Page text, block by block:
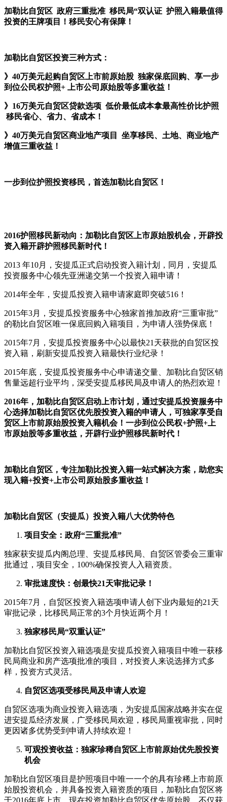
加勒比自贸区 政府三重批准 移民局“双认证 护照入籍最值得
投资的王牌项目！移民安心有保障！
加勒比自贸区投资三种方式：
》 40万美元起购自贸区上市前原始股 独家保底回购、 享一步
到位公民权护照+ 上市公司原始股等多重收益 ！
》16万美元自贸区贷款选项 低价最低成本拿最高性价比护照
移民省心、省力、省成本！
》40万美元自贸区商业地产项目 坐享移民、土地、商业地产
增值三重收益！
一步到位护照投资移民，首选加勒比自贸区！
2016护照移民新动向：加勒比自贸区上市原始股机会，开辟投
资入籍开辟护照移民新时代！
2013 年10月，安提瓜正式启动投资入籍计划，同月，安提瓜
投资服务中心领先亚洲递交第一个投资入籍申请！
2014年全年，安提瓜投资入籍申请家庭即突破516！
2015年3月，安提瓜投资服务中心独家首推加政府“三重审批”
的勒比自贸区唯一保底回购入籍项目，为申请人强势保底！
2015年7月，安提瓜投资服务中心以最快21天获批的自贸区投
资入籍，刷新安提瓜投资入籍最快行业纪录！
2015年底，安提瓜投资服务中心申请递交量、加勒比自贸区销
售量远超行业平均，深受安提瓜移民局及申请人的热烈欢迎！
2016年，加勒比自贸区启动上市计划，通过安提瓜投资服务中
心选择加勒比自贸区优先股投资入籍的申请人，可独家享受自
贸区上市前原始股投资入籍机会！一步到位公民权+护照+上
市原始股等多重收益，开辟行业护照移民新时代！
加勒比自贸区，专注加勒比投资入籍一站式解决方案，助您实
现入籍+投资+上市公司原始股多重收益！
加勒比自贸区（安提瓜）投资入籍八大优势特色
项目安全：政府“三重批准”
独家获安提瓜内阁总理、安提瓜移民局、自贸区管委会三重审
批通过，项目安全，100%确保投资人入籍资质。
审批速度快：创最快21天审批记录！
2015年7月，自贸区投资入籍选项申请人创下业内最短的21天
审批记录，比移民局正常的3个月快近两个月！
独家移民局“双重认证”
加勒比自贸区投资入籍选项是安提瓜投资入籍项目中唯一获移
民局商业和房产选项批准的项目，对投资人来说选择方式多
样，投资方式灵活。
自贸区选项受移民局及申请人欢迎
自贸区选项为商业投资入籍选项，为安提瓜国家战略并实在促
进安提瓜经济发展，广受移民局欢迎，移民局重视审批，同时
更因诸多优势受到申请人持续欢迎！
可观投资收益：独家珍稀自贸区上市前原始优先股投资
机会
加勒比自贸区项目是护照项目中唯一一个的具有珍稀上市前原
始股投资机会，并具备投资入籍资质的项目，加勒比自贸区将
于2016年底上市，现在投资加勒比自贸区优先原始股，不仅获